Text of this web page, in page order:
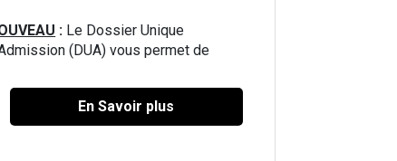
: Le Dossier Unique
(DUA) vous permet de
dans tous les établissements et
médico-sociaux.
En Savoir plus